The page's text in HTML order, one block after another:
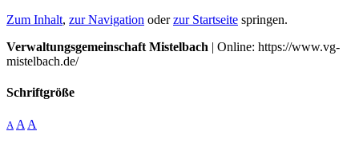
Zum Inhalt, zur Navigation oderzur Startseite springen.
Verwaltungsgemeinschaft Mistelbach | Online: https://www.vg-
mistelbach.de/
Schriftgröße
A A A